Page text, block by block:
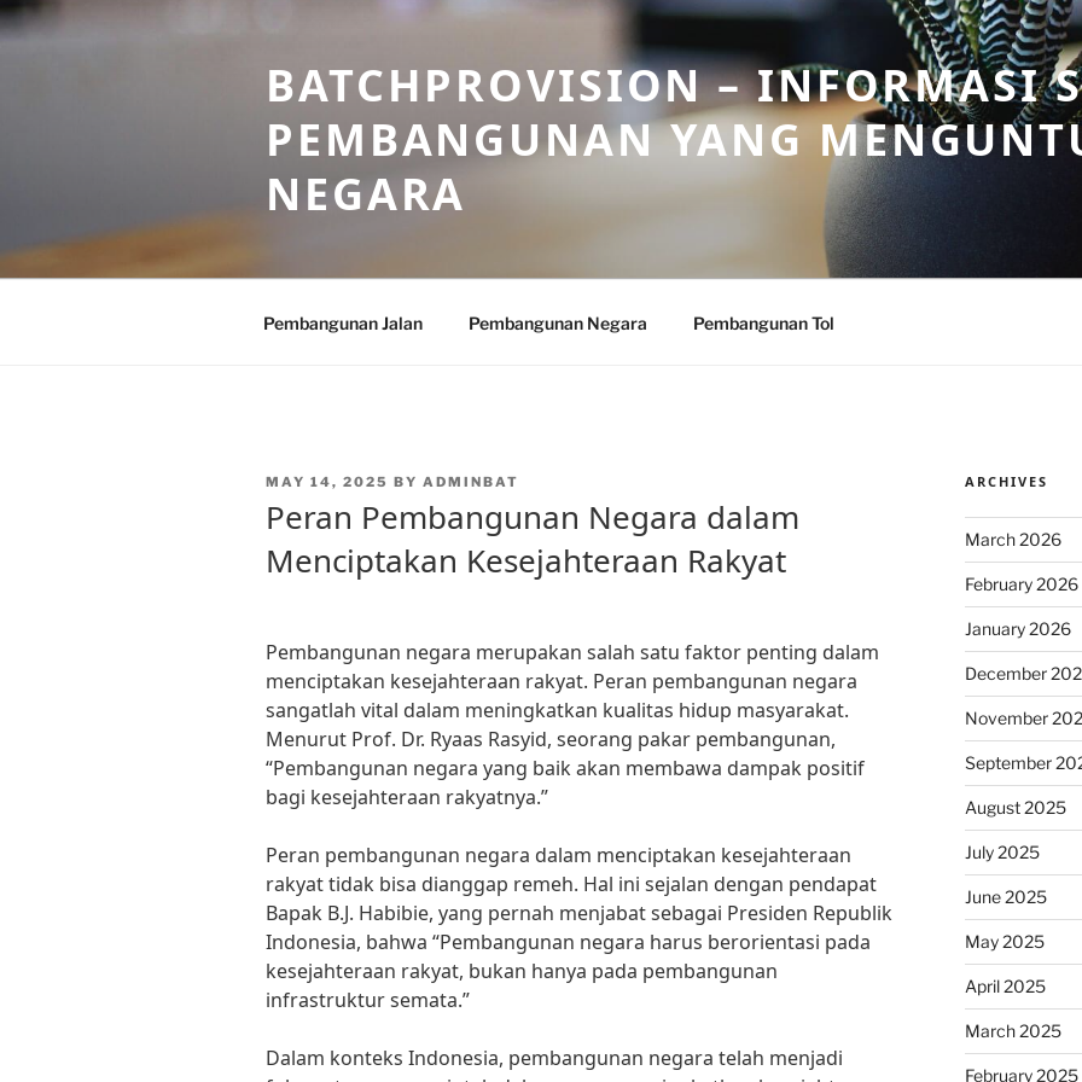
Skip
to
BATCHPROVISION – INFORMASI
PEMBANGUNAN YANG
NEGARA
Pembangunan Jalan Pembangunan Negara Pembangunan Tol
POSTED
MAY 14, 2025 BY ADMINBAT
Peran Pembangunan Negara dalam
Menciptakan Kesejahteraan Rakyat
Pembangunan negara merupakan salah satu faktor penting dalam
menciptakan kesejahteraan rakyat. Peran pembangunan negara
sangatlah vital dalam meningkatkan kualitas hidup masyarakat.
Menurut Prof. Dr. Ryaas Rasyid, seorang pakar pembangunan,
“Pembangunan negara yang baik akan membawa dampak positif
bagi kesejahteraan rakyatnya.”
Peran pembangunan negara dalam menciptakan kesejahteraan
rakyat tidak bisa dianggap remeh. Hal ini sejalan dengan pendapat
Bapak B.J. Habibie, yang pernah menjabat sebagai Presiden Republik
Indonesia, bahwa “Pembangunan negara harus berorientasi pada
kesejahteraan rakyat, bukan hanya pada pembangunan
infrastruktur semata.”
Dalam konteks Indonesia, pembangunan negara telah menjadi
ARCHIVES
March 2026
February 2026
January 2026
December
November
September
August 2025
July 2025
June 2025
May 2025
April 2025
March 2025
February 2025